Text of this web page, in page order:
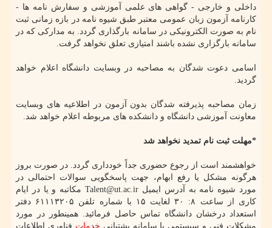
داخلی و خارجی - گواهی های علمی آموزشی و سفارش نامه ها -
کارنامه آزمون زبان عمومی معتبر طبق شیوه نامه در بازه زمانی ثبت
نام به صورت الکترونیکی در سامانه بارگذاری گردد. به مدارکی که در
سامانه بارگزاری نشده باشند امتیازی تعلق نخواهد گرفت.
اسامی دعوت شدگان به مصاحبه در وبسایت دانشگاه اعلام خواهد
گردید.
زمان مصاحبه پذیرفته شدگان بدون آزمون در اطلاعیه های وبسایت
معاونت آموزشی دانشگاه و دانشکده های مربوطه اعلام خواهد شد.
*مهلت ثبت نام تمدید نخواهد شد
خواهشمند است از رجوع حضوری جداً خودداری گردد. در صورت بروز
هرگونه مشکل یا رفع ابهام، جهت پاسخگویی سوالات احتمالی در
مورد شیوه نامه به آدرس ایمیل Talent@ut.ac.ir مکاتبه و یا در ایام
کاری از ساعت ۸: ۳۰ لغایت ۱۵ با شماره تلفن ۶۱۱۱۳۲۰۵ دفتر
استعداد درخشان دانشگاه تماس حاصل فرمائید. همینطور در مورد
مشکلات فنی و سیستمی با سامانه پشتیانی خدمات فناوری اطلاعات